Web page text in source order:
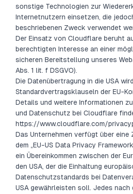
sonstige Technologien zur
Internetnutzern einsetzen, die
beschriebenen Zweck verwendet
Der Einsatz von Cloudflare beruht
berechtigten Interesse an einer
sicheren Bereitstellung unseres
Abs. 1 lit. f DSGVO).
Die Datenübertragung in die USA
Standardvertragsklauseln der EU-
Details und weitere Informationen
und Datenschutz bei Cloudflare
https://www.cloudflare.com/
Das Unternehmen verfügt über eine
dem „EU-US Data Privacy
ein Übereinkommen zwischen der
den USA, der die Einhaltung
Datenschutzstandards bei
USA gewährleisten soll. Jedes